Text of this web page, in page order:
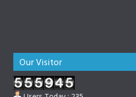
Our Visitor